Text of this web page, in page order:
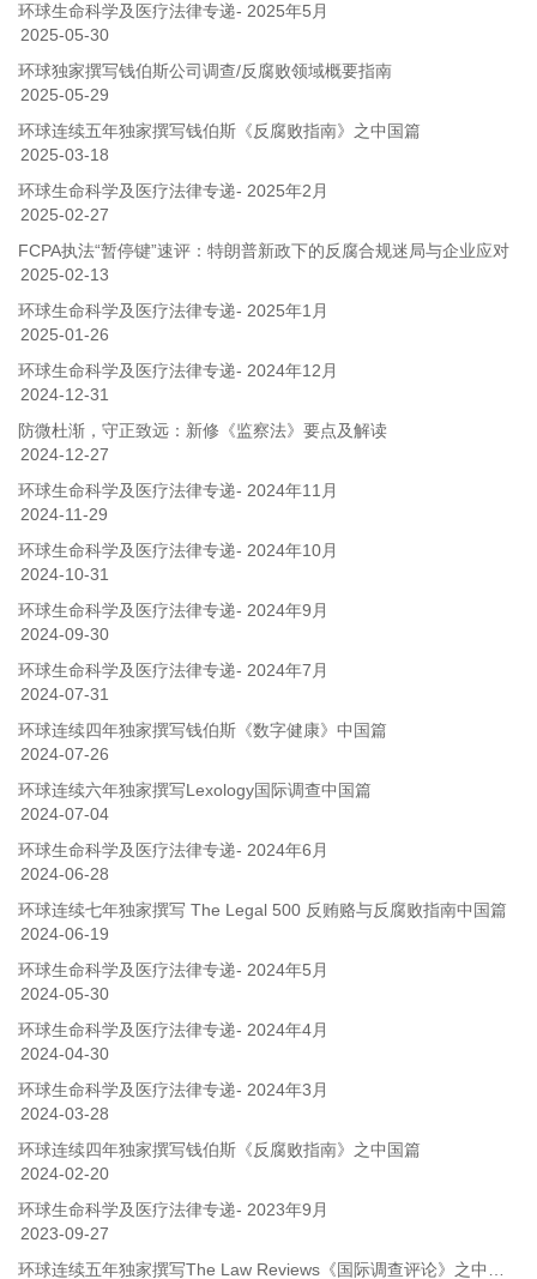
环球生命科学及医疗法律专递- 2025年5月
2025-05-30
环球独家撰写钱伯斯公司调查/反腐败领域概要指南
2025-05-29
环球连续五年独家撰写钱伯斯《反腐败指南》之中国篇
2025-03-18
环球生命科学及医疗法律专递- 2025年2月
2025-02-27
FCPA执法“暂停键”速评：特朗普新政下的反腐合规迷局与企业应对
2025-02-13
环球生命科学及医疗法律专递- 2025年1月
2025-01-26
环球生命科学及医疗法律专递- 2024年12月
2024-12-31
防微杜渐，守正致远：新修《监察法》要点及解读
2024-12-27
环球生命科学及医疗法律专递- 2024年11月
2024-11-29
环球生命科学及医疗法律专递- 2024年10月
2024-10-31
环球生命科学及医疗法律专递- 2024年9月
2024-09-30
环球生命科学及医疗法律专递- 2024年7月
2024-07-31
环球连续四年独家撰写钱伯斯《数字健康》中国篇
2024-07-26
环球连续六年独家撰写Lexology国际调查中国篇
2024-07-04
环球生命科学及医疗法律专递- 2024年6月
2024-06-28
环球连续七年独家撰写 The Legal 500 反贿赂与反腐败指南中国篇
2024-06-19
环球生命科学及医疗法律专递- 2024年5月
2024-05-30
环球生命科学及医疗法律专递- 2024年4月
2024-04-30
环球生命科学及医疗法律专递- 2024年3月
2024-03-28
环球连续四年独家撰写钱伯斯《反腐败指南》之中国篇
2024-02-20
环球生命科学及医疗法律专递- 2023年9月
2023-09-27